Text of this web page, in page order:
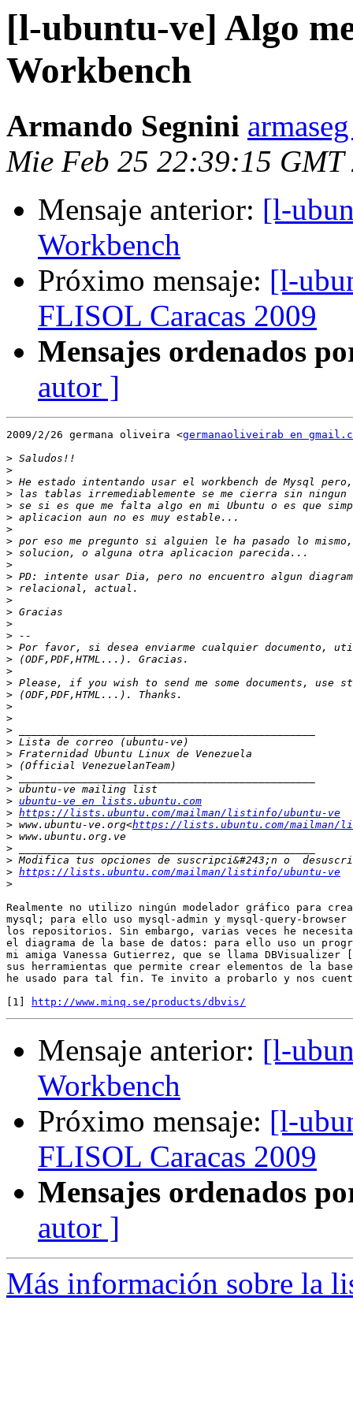
[l-ubuntu-ve] Algo
Workbench
Armando Segnini
Mie Feb 25 22:39:15 GMT
Mensaje anterior: [l-
Workbench
Próximo mensaje: [l-
FLISOL Caracas 2009
Mensajes ordenados
autor ]
2009/2/26 germana oliveira <germanaoliveirab en
>
>
>
>
>
>
>
>
>
>
>
>
>
>
>
>
>
>
>
>
>
>
>
>
>
>
>
>
>
> ubuntu-ve en lists.ubuntu.com
> https://lists.ubuntu.com/mailman/listinfo/ubuntu-ve
> www.ubuntu-ve.org<https://lists.ubuntu.com/mailman/
>
>
>
> https://lists.ubuntu.com/mailman/listinfo/ubuntu-ve
>
Realmente no utilizo ningún modelador gráfico para
mysql; para ello uso mysql-admin y mysql-query-browser
los repositorios. Sin embargo, varias veces he
el diagrama de la base de datos: para ello uso un
mi amiga Vanessa Gutierrez, que se llama
sus herramientas que permite crear elementos de la
he usado para tal fin. Te invito a probarlo y nos
[1]
http://www.minq.se/products/dbvis/
Mensaje anterior: [l-
Workbench
Próximo mensaje: [l-
FLISOL Caracas 2009
Mensajes ordenados
autor ]
Más información sobre la